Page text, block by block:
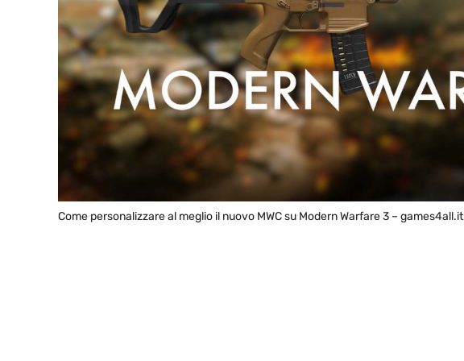
Come personalizzare al meglio il nuovo MWC su Modern Warfare 3 – games4all.it